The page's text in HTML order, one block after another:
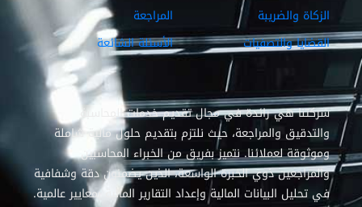
الزكاة والضريبة
القضايا والتصفيات
المراجعة
الأسئلة الشائعة
شركتنا هي رائدة في مجال تقديم خدمات المحاسبة
والتدقيق والمراجعة، حيث نلتزم بتقديم حلول مالية شاملة
وموثوقة لعملائنا. نتميز بفريق من الخبراء المحاسبين
والمراجعين ذوي الخبرة الواسعة، الذين يضمنون دقة وشفافية
في تحليل البيانات المالية وإعداد التقارير المالية بمعايير عالمية.